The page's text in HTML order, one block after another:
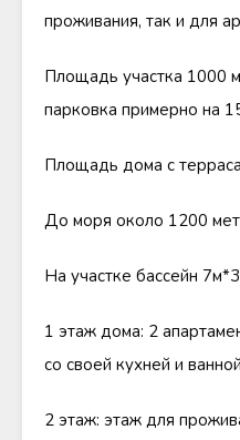
проживания, так и для
Площадь участка 1000
парковка примерно на
Площадь дома с
До моря около 1200
На участке бассейн
1 этаж дома: 2
со своей кухней и
2 этаж: этаж для